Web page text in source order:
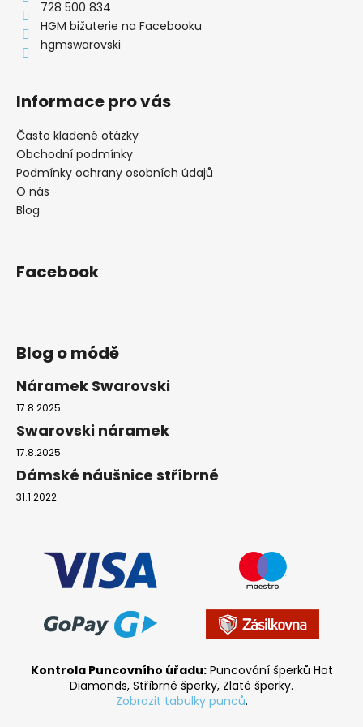
728 500 834
HGM bižuterie na Facebooku
hgmswarovski
Informace pro vás
Často kladené otázky
Obchodní podmínky
Podmínky ochrany osobních údajů
O nás
Blog
Facebook
Blog o módě
Náramek Swarovski
17.8.2025
Swarovski náramek
17.8.2025
Dámské náušnice stříbrné
31.1.2022
Kontrola Puncovního úřadu:Puncování šperků Hot
Diamonds, Stříbrné šperky, Zlaté šperky.
Zobrazit tabulky punců.